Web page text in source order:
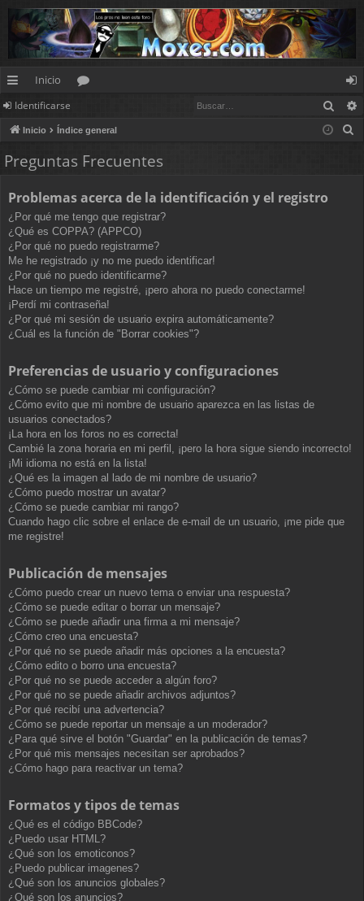
nl
ac
es
pi
d
os
Inicio
os
de
nt
Identificarse
Inicio Índice general
Preguntas Frecuentes
Problemas acerca de la identificación y el registro
¿Por qué me tengo que registrar?
¿Qué es COPPA? (APPCO)
¿Por qué no puedo registrarme?
Me he registrado ¡y no me puedo identificar!
¿Por qué no puedo identificarme?
Hace un tiempo me registré, ¡pero ahora no puedo conectarme!
¡Perdí mi contraseña!
¿Por qué mi sesión de usuario expira automáticamente?
¿Cuál es la función de "Borrar cookies"?
Preferencias de usuario y configuraciones
¿Cómo se puede cambiar mi configuración?
¿Cómo evito que mi nombre de usuario aparezca en las listas de
usuarios conectados?
¡La hora en los foros no es correcta!
Cambié la zona horaria en mi perfil, ¡pero la hora sigue siendo incorrecto!
¡Mi idioma no está en la lista!
¿Qué es la imagen al lado de mi nombre de usuario?
¿Cómo puedo mostrar un avatar?
¿Cómo se puede cambiar mi rango?
Cuando hago clic sobre el enlace de e-mail de un usuario, ¡me pide que
me registre!
Publicación de mensajes
¿Cómo puedo crear un nuevo tema o enviar una respuesta?
¿Cómo se puede editar o borrar un mensaje?
¿Cómo se puede añadir una firma a mi mensaje?
¿Cómo creo una encuesta?
¿Por qué no se puede añadir más opciones a la encuesta?
¿Cómo edito o borro una encuesta?
¿Por qué no se puede acceder a algún foro?
¿Por qué no se puede añadir archivos adjuntos?
¿Por qué recibí una advertencia?
¿Cómo se puede reportar un mensaje a un moderador?
¿Para qué sirve el botón "Guardar" en la publicación de temas?
¿Por qué mis mensajes necesitan ser aprobados?
¿Cómo hago para reactivar un tema?
Formatos y tipos de temas
¿Qué es el código BBCode?
¿Puedo usar HTML?
¿Qué son los emoticonos?
¿Puedo publicar imagenes?
¿Qué son los anuncios globales?
¿Qué son los anuncios?